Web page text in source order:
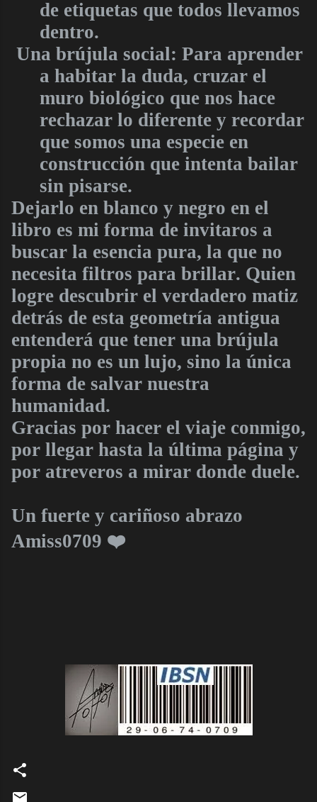
de etiquetas que todos llevamos
dentro.
Una brújula social: Para aprender
a habitar la duda, cruzar el
muro biológico que nos hace
rechazar lo diferente y recordar
que somos una especie en
construcción que intenta bailar
sin pisarse.
Dejarlo en blanco y negro en el
libro es mi forma de invitaros a
buscar la esencia pura, la que no
necesita filtros para brillar. Quien
logre descubrir el verdadero matiz
detrás de esta geometría antigua
entenderá que tener una brújula
propia no es un lujo, sino la única
forma de salvar nuestra
humanidad.
Gracias por hacer el viaje conmigo,
por llegar hasta la última página y
por atreveros a mirar donde duele.
Un fuerte y cariñoso abrazo
Amiss0709 ❤️